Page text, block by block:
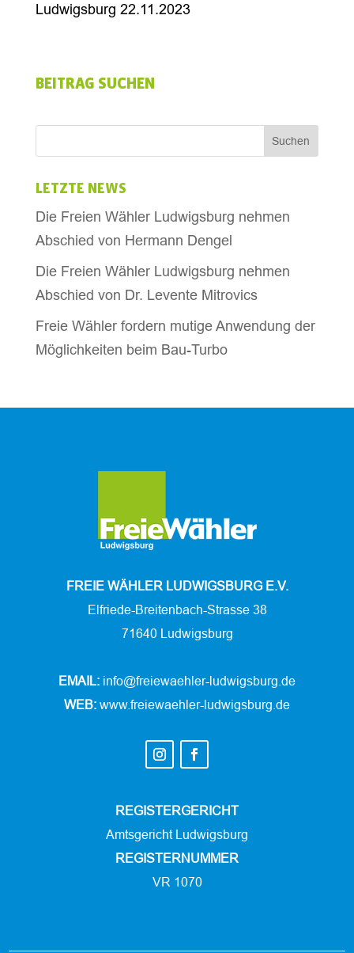
Ludwigsburg 22.11.2023
BEITRAG SUCHEN
LETZTE NEWS
Die Freien Wähler Ludwigsburg nehmen
Abschied von Hermann Dengel
Die Freien Wähler Ludwigsburg nehmen
Abschied von Dr. Levente Mitrovics
Freie Wähler fordern mutige Anwendung der
Möglichkeiten beim Bau-Turbo
FREIE WÄHLER LUDWIGSBURG E.V.
Elfriede-Breitenbach-Strasse 38
71640 Ludwigsburg
EMAIL: info@freiewaehler-ludwigsburg.de
WEB: www.freiewaehler-ludwigsburg.de
REGISTERGERICHT
Amtsgericht Ludwigsburg
REGISTERNUMMER
VR 1070